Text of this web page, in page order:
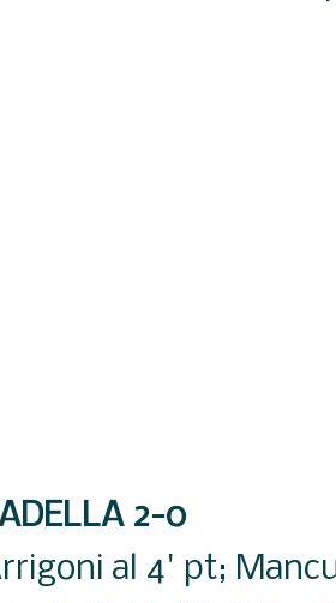
2-0
al 4' pt;